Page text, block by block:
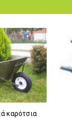
καρότσια